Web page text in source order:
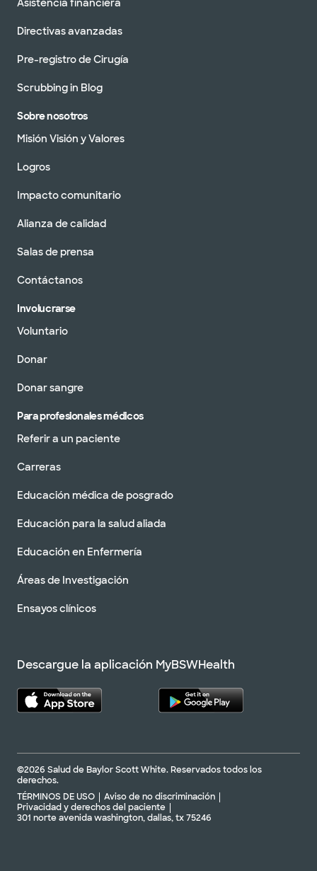
Asistencia financiera
Directivas avanzadas
Pre-registro de Cirugía
Scrubbing in Blog
Sobre nosotros
Misión Visión y Valores
Logros
Impacto comunitario
Alianza de calidad
Salas de prensa
Contáctanos
Involucrarse
Voluntario
Donar
Donar sangre
Para profesionales médicos
Referir a un paciente
Carreras
Educación médica de posgrado
Educación para la salud aliada
Educación en Enfermería
Áreas de Investigación
Ensayos clínicos
Descargue la aplicación MyBSWHealth
©2026 Salud de Baylor Scott White. Reservados todos los
derechos.
TÉRMINOS DE USO
Aviso de no discriminación
Privacidad y derechos del paciente
301 norte avenida washington, dallas, tx 75246